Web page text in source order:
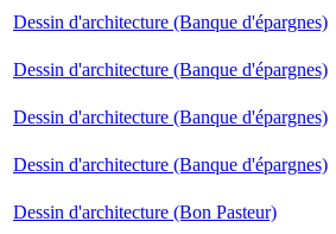
Dessin d'architecture (Banque d'épargnes)
Dessin d'architecture (Banque d'épargnes)
Dessin d'architecture (Banque d'épargnes)
Dessin d'architecture (Banque d'épargnes)
Dessin d'architecture (Bon Pasteur)